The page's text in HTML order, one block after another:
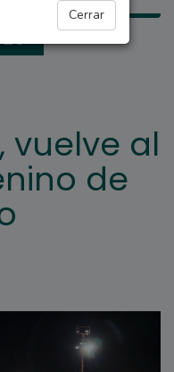
Cerrar
vuelve al
de